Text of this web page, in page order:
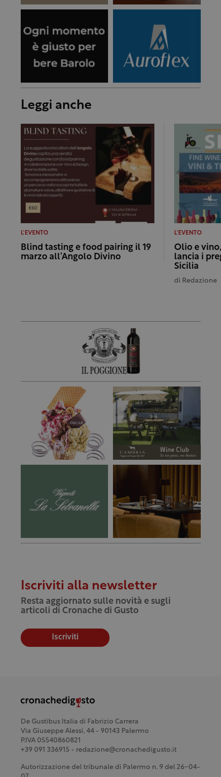
Leggi anche
L'EVENTO
Blind tasting e food pairing il 19
marzo all’Angolo Divino
L'EVENTO
Olio e
lancia i
Sicilia
di Redazione
Iscriviti alla newsletter
Resta aggiornato sulle novità e sugli
articoli di Cronache di Gusto
Iscriviti
De Gustibus Italia di Fabrizio Carrera
Via Giuseppe Alessi, 44 - 90143 Palermo
P.IVA 05540860821
+39 091 336915 - redazione@cronachedigusto.it
Autorizzazione del tribunale di Palermo n. 9 del 26-04-